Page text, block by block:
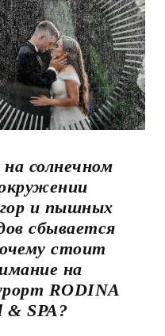
солнечном
и пышных
сбывается
стоит
на
RODINA
& SPA?